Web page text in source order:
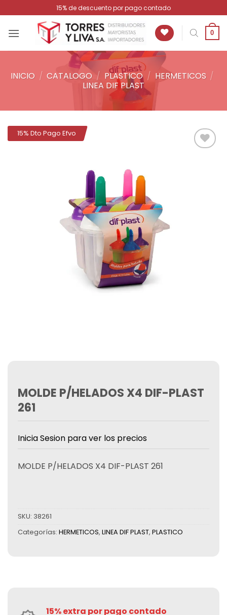
al
contenido
15% de descuento por pago contado
0
INICIO / CATALOGO / PLASTICO / HERMETICOS /
LINEA DIF PLAST
15% Dto Pago Efvo
MOLDE P/HELADOS X4 DIF-PLAST
261
Inicia Sesion para ver los precios
MOLDE P/HELADOS X4 DIF-PLAST 261
SKU: 38261
Categorías: HERMETICOS, LINEA DIF PLAST, PLASTICO
15% extra por pago contado